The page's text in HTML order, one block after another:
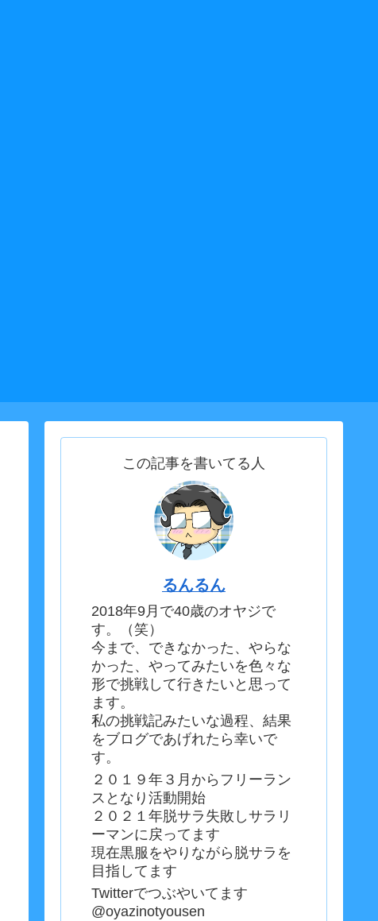
この記事を書いてる人
るんるん
2018年9月で40歳のオヤジで
す。（笑）
今まで、できなかった、やらな
かった、やってみたいを色々な
形で挑戦して行きたいと思って
ます。
私の挑戦記みたいな過程、結果
をブログであげれたら幸いで
す。
２０１９年３月からフリーラン
スとなり活動開始
２０２１年脱サラ失敗しサラリ
ーマンに戻ってます
現在黒服をやりながら脱サラを
目指してます
Twitterでつぶやいてます
@oyazinotyousen